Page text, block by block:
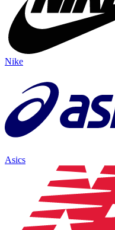
Nike
Asics